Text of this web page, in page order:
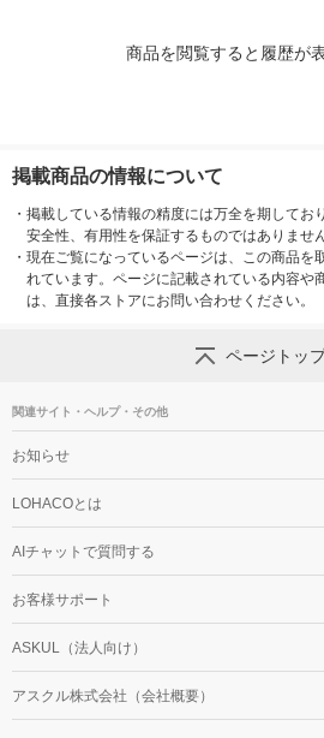
商品を閲覧すると履歴が
掲載商品の情報について
・ 掲載している情報の精度には万全を期してお
安全性、有用性を保証するものではありません
・ 現在ご覧になっているページは、この商品を
れています。ページに記載されている内容や
は、直接各ストアにお問い合わせください。
ページトッ
関連サイト・ヘルプ・その他
お知らせ
LOHACOとは
AIチャットで質問する
お客様サポート
ASKUL（法人向け）
アスクル株式会社（会社概要）